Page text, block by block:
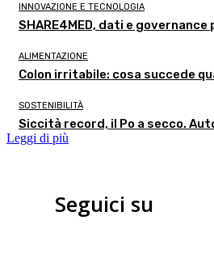
INNOVAZIONE E TECNOLOGIA
SHARE4MED, dati e
ALIMENTAZIONE
Colon irritabile: cosa succede
SOSTENIBILITÀ
Siccità record, il Po a secco.
Leggi di più
Seguici su